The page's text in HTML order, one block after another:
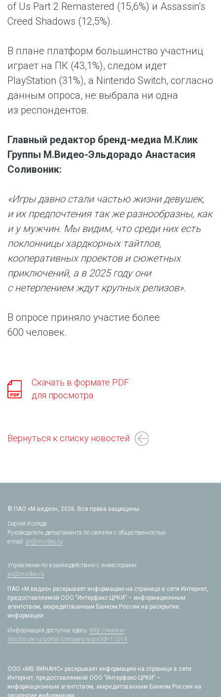
of Us Part 2 Remastered (15,6%) и Assassin’s
Creed Shadows (12,5%).
В плане платформ большинство участниц
играет на ПК (43,1%), следом идет
PlayStation (31%), а Nintendo Switch, согласно
данным опроса, не выбрала ни одна
из респондентов.
Главный редактор бренд-медиа М.Клик
Группы М.Видео-Эльдорадо Анастасия
Соливоник:
«Игры давно стали частью жизни девушек,
и их предпочтения так же разнообразны, как
и у мужчин. Мы видим, что среди них есть
поклонницы хардкорных тайтлов,
кооперативных проектов и сюжетных
приключений, а в 2025 году они
с нетерпением ждут крупных релизов».
В опросе приняло участие более
600 человек.
Скачать в формате PDF
для просмотра
Вернуться к списку новостей
© ПАО «М.видео», 2026. Все права защищены.
Сергей Коляда
Руководитель департамента по связям с общественностью
e-mail: pr@mvideo.ru
Управление по взаимодействию с инвесторами
pr@mvideo.ru
ПАО «М.видео» раскрывает информацию на странице в сети Интернет,
предоставляемой ООО "Интерфакс-ЦРКИ" – информационным
агентством, аккредитованным Банком России на раскрытие
информации.
Информация доступна здесь: http://www.e-
disclosure.ru/portal/company.aspx?id=11014
ООО «МВ ФИНАНС» раскрывает информацию на странице в сети
Интернет, предоставляемой ООО "Интерфакс-ЦРКИ" –
информационным агентством, аккредитованным Банком России на
раскрытие информации.